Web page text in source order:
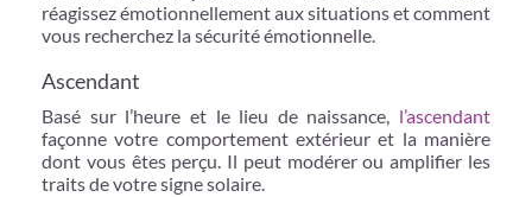
réagissez émotionnellement aux situations et comment
vous recherchez la sécurité émotionnelle.
Ascendant
Basé sur l’heure et le lieu de naissance, l’ascendant
façonne votre comportement extérieur et la manière
dont vous êtes perçu. Il peut modérer ou amplifier les
traits de votre signe solaire.